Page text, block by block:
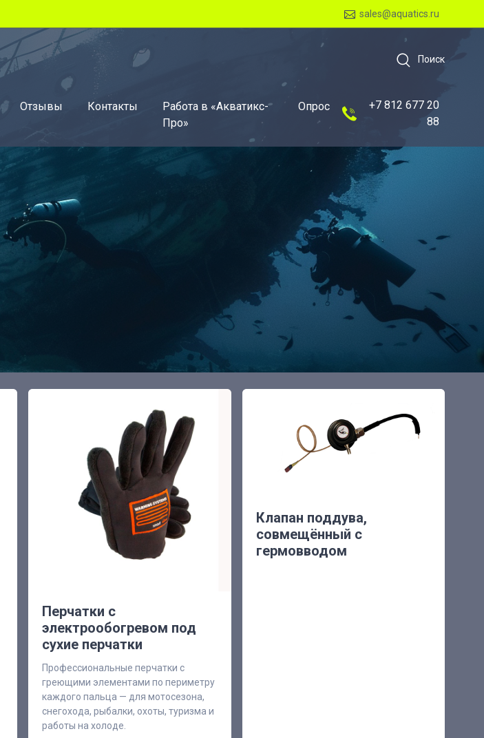
sales@aquatics.ru
Поиск
Отзывы Контакты
Работа в «Акватикс-
Про»
Опрос
+7 812 677 20
88
Перчатки с
электрообогревом под
сухие перчатки
Профессиональные перчатки с
греющими элементами по периметру
каждого пальца — для мотосезона,
снегохода, рыбалки, охоты, туризма и
работы на холоде.
Клапан поддува,
совмещённый с
гермовводом